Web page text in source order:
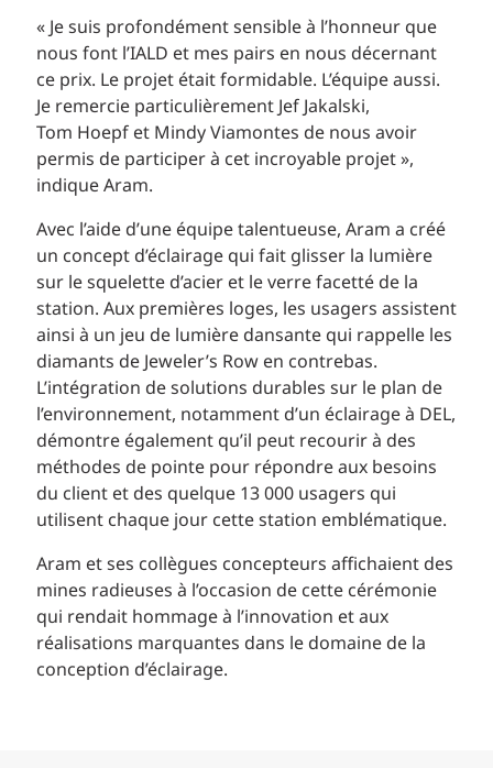
« Je suis profondément sensible à l’honneur que
nous font l’IALD et mes pairs en nous décernant
ce prix. Le projet était formidable. L’équipe aussi.
Je remercie particulièrement Jef Jakalski,
Tom Hoepf et Mindy Viamontes de nous avoir
permis de participer à cet incroyable projet »,
indique Aram.
Avec l’aide d’une équipe talentueuse, Aram a créé
un concept d’éclairage qui fait glisser la lumière
sur le squelette d’acier et le verre facetté de la
station. Aux premières loges, les usagers assistent
ainsi à un jeu de lumière dansante qui rappelle les
diamants de Jeweler’s Row en contrebas.
L’intégration de solutions durables sur le plan de
l’environnement, notamment d’un éclairage à DEL,
démontre également qu’il peut recourir à des
méthodes de pointe pour répondre aux besoins
du client et des quelque 13 000 usagers qui
utilisent chaque jour cette station emblématique.
Aram et ses collègues concepteurs affichaient des
mines radieuses à l’occasion de cette cérémonie
qui rendait hommage à l’innovation et aux
réalisations marquantes dans le domaine de la
conception d’éclairage.